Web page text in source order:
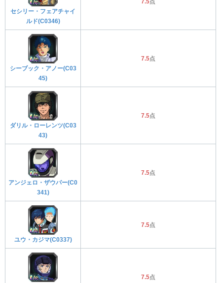
セシリー・フェアチャイ
ルド(C0346)
7.5点
シーブック・アノー(C03
45)
7.5点
ダリル・ローレンツ(C03
43)
7.5点
アンジェロ・ザウパー(C0
341)
7.5点
ユウ・カジマ(C0337)
7.5点
7.5点